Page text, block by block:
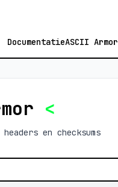
DocumentatieASCII Armor
<
en checksums